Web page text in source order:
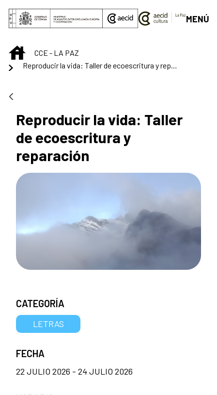
Saltar al contenido principal
MENÚ
INICIOCCE - LA PAZ
Reproducir la vida: Taller de ecoescritura y reparación
Reproducir la vida: Taller
de ecoescritura y
reparación
CATEGORÍA
LETRAS
FECHA
22 JULIO 2026 - 24 JULIO 2026